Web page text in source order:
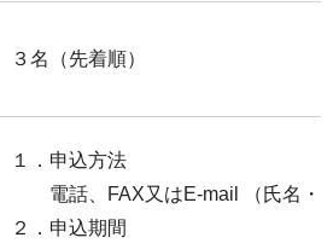
３名（先着順）
１．申込方法
電話、FAX又はE-mail （氏名・連
２．申込期間